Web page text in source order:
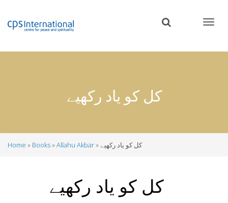
content
کل کو یاد رکھیے
Home Books Allahu Akbar کل کو یاد رکھیے
کل کو یاد رکھیے